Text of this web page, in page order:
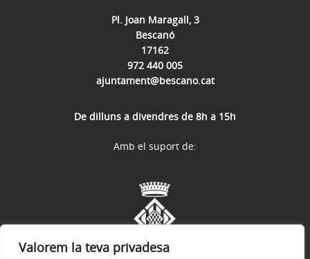
Valorem la teva privadesa
Pl. Joan Maragall, 3
Bescanó
17162
972 440 005
ajuntament@bescano.cat
De dilluns a divendres de 8h a 15h
Amb el suport de: